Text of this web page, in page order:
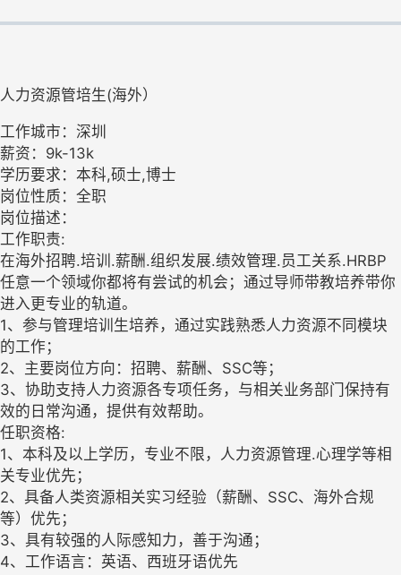
人力资源管培生(海外）
工作城市：深圳
薪资：9k-13k
学历要求：本科,硕士,博士
岗位性质：全职
岗位描述：
工作职责:
在海外招聘.培训.薪酬.组织发展.绩效管理.员工关系.HRBP
任意一个领域你都将有尝试的机会；通过导师带教培养带你
进入更专业的轨道。
1、参与管理培训生培养，通过实践熟悉人力资源不同模块
的工作；
2、主要岗位方向：招聘、薪酬、SSC等；
3、协助支持人力资源各专项任务，与相关业务部门保持有
效的日常沟通，提供有效帮助。
任职资格:
1、本科及以上学历，专业不限，人力资源管理.心理学等相
关专业优先；
2、具备人类资源相关实习经验（薪酬、SSC、海外合规
等）优先；
3、具有较强的人际感知力，善于沟通；
4、工作语言：英语、西班牙语优先